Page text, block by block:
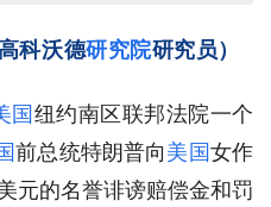
科沃德研究院研究员）
国纽约南区联邦法院一个
前总统特朗普向美国女作
元的名誉诽谤赔偿金和罚